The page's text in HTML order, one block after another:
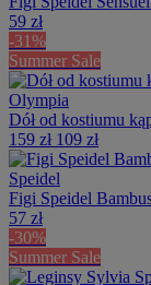
59 zł
-31%
Summer Sale
Olympia
Dół od kostiumu
159 zł 109 zł
Speidel
Figi Speidel
57 zł
-30%
Summer Sale